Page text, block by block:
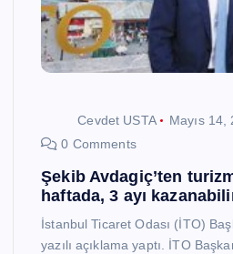
Cevdet USTA
Mayıs 14,
0 Comments
Şekib Avdagiç’ten
haftada, 3 ayı
İstanbul Ticaret Odası (İTO)
yazılı açıklama yaptı. İTO